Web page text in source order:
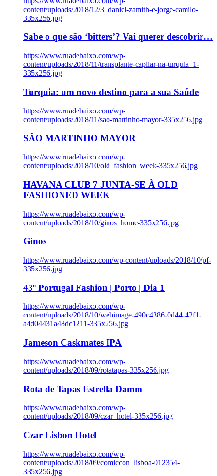
content/uploads/2018/12/3_daniel-zamith-e-jorge-camilo-
335x256.jpg
Sabe o que são ‘bitters’? Vai querer descobrir…
https://www.ruadebaixo.com/wp-
content/uploads/2018/11/transplante-capilar-na-turquia_1-
335x256.jpg
Turquia: um novo destino para a sua Saúde
https://www.ruadebaixo.com/wp-
content/uploads/2018/11/sao-martinho-mayor-335x256.jpg
SÃO MARTINHO MAYOR
https://www.ruadebaixo.com/wp-
content/uploads/2018/10/old_fashion_week-335x256.jpg
HAVANA CLUB 7 JUNTA-SE À OLD
FASHIONED WEEK
https://www.ruadebaixo.com/wp-
content/uploads/2018/10/ginos_home-335x256.jpg
Ginos
https://www.ruadebaixo.com/wp-content/uploads/2018/10/pf-
335x256.jpg
43º Portugal Fashion | Porto | Dia 1
https://www.ruadebaixo.com/wp-
content/uploads/2018/10/webimage-490c4386-0d44-42f1-
a4d04431a48dc1211-335x256.jpg
Jameson Caskmates IPA
https://www.ruadebaixo.com/wp-
content/uploads/2018/09/rotatapas-335x256.jpg
Rota de Tapas Estrella Damm
https://www.ruadebaixo.com/wp-
content/uploads/2018/09/czar_hotel-335x256.jpg
Czar Lisbon Hotel
https://www.ruadebaixo.com/wp-
content/uploads/2018/09/comiccon_lisboa-012354-
335x256.jpg